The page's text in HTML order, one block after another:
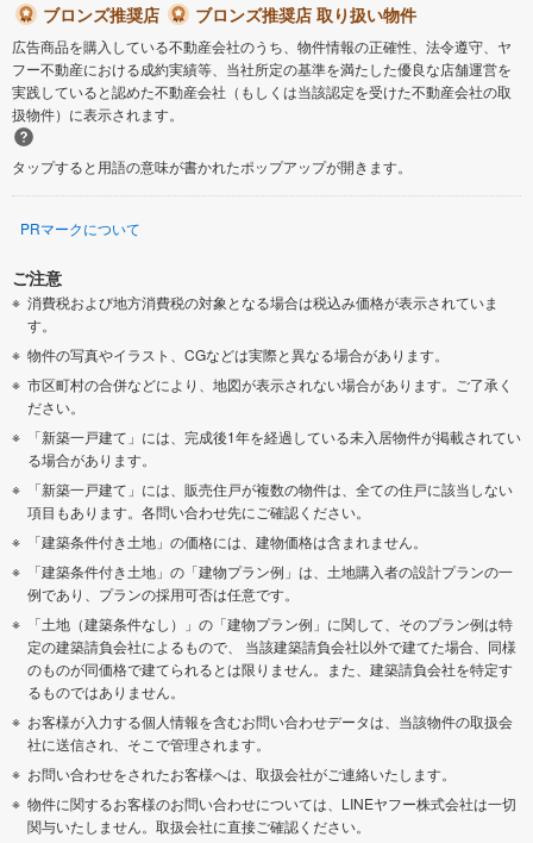
ブロンズ推奨店
ブロンズ推奨店 取り扱い物件
広告商品を購入している不動産会社のうち、物件情報の正確性、法令遵守、ヤ
フー不動産における成約実績等、当社所定の基準を満たした優良な店舗運営を
実践していると認めた不動産会社（もしくは当該認定を受けた不動産会社の取
扱物件）に表示されます。
タップすると用語の意味が書かれたポップアップが開きます。
PRマークについて
ご注意
消費税および地方消費税の対象となる場合は税込み価格が表示されていま
す。
物件の写真やイラスト、CGなどは実際と異なる場合があります。
市区町村の合併などにより、地図が表示されない場合があります。ご了承く
ださい。
「新築一戸建て」には、完成後1年を経過している未入居物件が掲載されてい
る場合があります。
「新築一戸建て」には、販売住戸が複数の物件は、全ての住戸に該当しない
項目もあります。各問い合わせ先にご確認ください。
「建築条件付き土地」の価格には、建物価格は含まれません。
「建築条件付き土地」の「建物プラン例」は、土地購入者の設計プランの一
例であり、プランの採用可否は任意です。
「土地（建築条件なし）」の「建物プラン例」に関して、そのプラン例は特
定の建築請負会社によるもので、 当該建築請負会社以外で建てた場合、同様
のものが同価格で建てられるとは限りません。また、建築請負会社を特定す
るものではありません。
お客様が入力する個人情報を含むお問い合わせデータは、当該物件の取扱会
社に送信され、そこで管理されます。
お問い合わせをされたお客様へは、取扱会社がご連絡いたします。
物件に関するお客様のお問い合わせについては、LINEヤフー株式会社は一切
関与いたしません。取扱会社に直接ご確認ください。